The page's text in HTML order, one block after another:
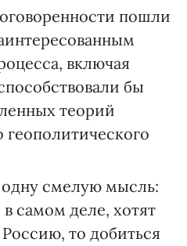
пошли
включая
бы
теорий
смелую мысль:
самом деле, хотят
то добиться